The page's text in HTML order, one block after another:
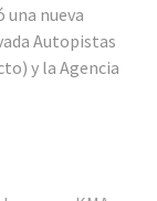
nueva
Autopistas
y la Agencia